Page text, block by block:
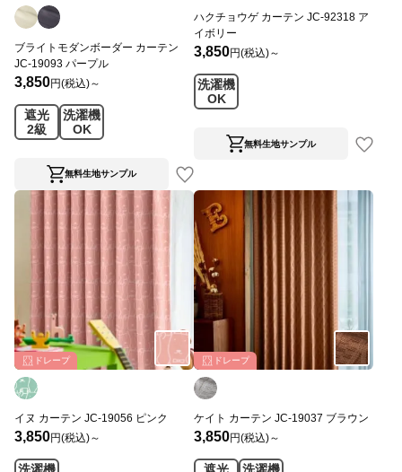
ブライトモダンボーダー カーテン
JC-19093 パープル
3,850円(税込)～
遮光
2級
洗濯機
OK
無料生地サンプル
ハクチョウゲ カーテン JC-92318 ア
イボリー
3,850円(税込)～
洗濯機
OK
無料生地サンプル
ドレープ
イヌ カーテン JC-19056 ピンク
3,850円(税込)～
ドレープ
ケイト カーテン JC-19037 ブラウン
3,850円(税込)～